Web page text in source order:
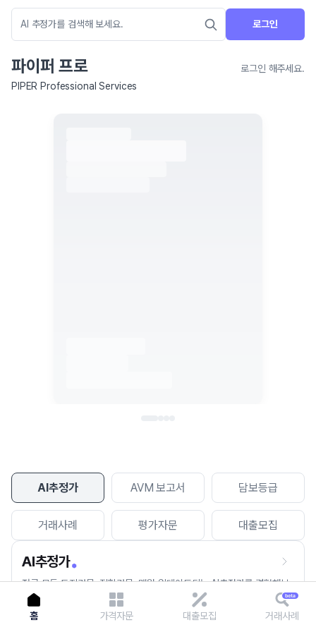
로그인
파이퍼 프로
로그인 해주세요.
PIPER Professional Services
AI추정가 AVM 보고서 담보등급
거래사례 평가자문 대출모집
AI추정가
전국 모든 토지건물, 집합건물, 매월 업데이트되는 AI추정가를 경험해보
세요.
홈 가격자문 대출모집 거래사례